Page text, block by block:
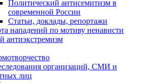
Политический антисемитизм в
современной России
Статьи, доклады, репортажи
нападений по мотиву ненависти
антиэкстремизм
организаций, СМИ и
лиц